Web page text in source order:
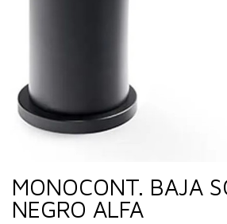
MONOCONT. BAJA
NEGRO ALFA